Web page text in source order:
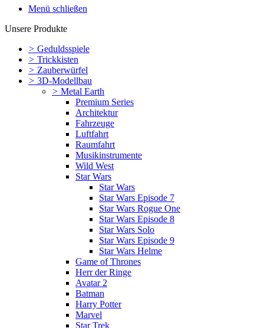
Menü schließen
Unsere Produkte
> Geduldsspiele
> Trickkisten
> Zauberwürfel
> 3D-Modellbau
> Metal Earth
Premium Series
Architektur
Fahrzeuge
Luftfahrt
Raumfahrt
Musikinstrumente
Wild West
Star Wars
Star Wars
Star Wars Episode 7
Star Wars Rogue One
Star Wars Episode 8
Star Wars Solo
Star Wars Episode 9
Star Wars Helme
Game of Thrones
Herr der Ringe
Avatar 2
Batman
Harry Potter
Marvel
Star Trek